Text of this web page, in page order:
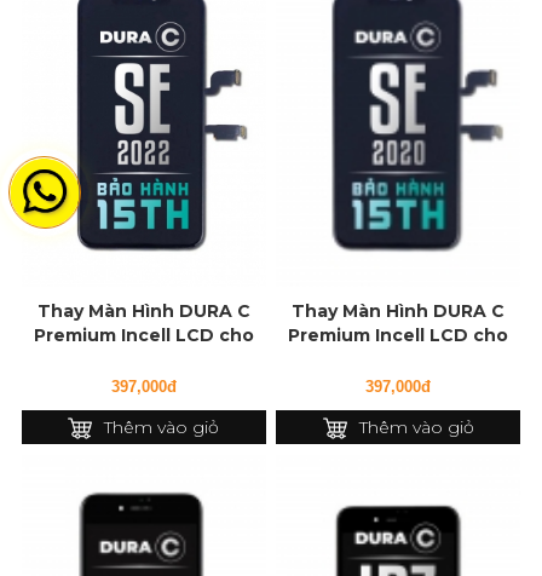
Thay Màn Hình DURA C
Premium Incell LCD cho
397,000đ
Thêm vào giỏ
Thay Màn Hình DURA C
Premium Incell LCD cho
397,000đ
Thêm vào giỏ